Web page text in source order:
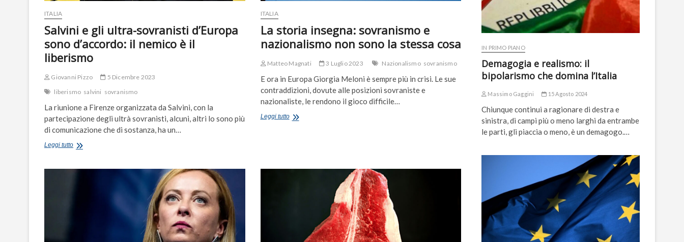
ITALIA
Salvini e gli ultra-sovranisti d’Europa
sono d’accordo: il nemico è il
liberismo
Giovanni Pizzo
5 Dicembre 2023
liberismo salvini sovranismo
La riunione a Firenze organizzata da Salvini, con la
partecipazione degli ultrà sovranisti, alcuni, altri lo sono più
di comunicazione che di sostanza, ha un…
Leggi tuttoSalvini
ITALIA
La storia insegna: sovranismo e
nazionalismo non sono la stessa cosa
Matteo Magnati 3 Luglio 2023 Nazionalismo sovranismo
E ora in Europa Giorgia Meloni è sempre più in crisi. Le sue
contraddizioni, dovute alle posizioni sovraniste e
nazionaliste, le rendono il gioco difficile…
Leggi tuttoLa
non
IN PRIMO PIANO
Demagogia e realismo: il
bipolarismo che domina l’Italia
Massimo Gaggini 15 Agosto 2024
Chiunque continui a ragionare di destra e
sinistra, di campi più o meno larghi da entrambe
le parti, gli piaccia o meno, è un demagogo.…